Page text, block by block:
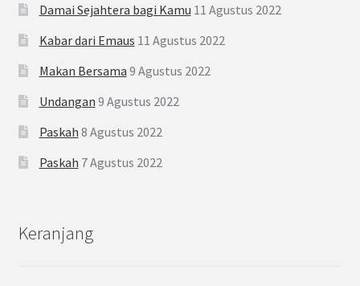
Damai Sejahtera bagi Kamu 11 Agustus 2022
Kabar dari Emaus 11 Agustus 2022
Makan Bersama 9 Agustus 2022
Undangan 9 Agustus 2022
Paskah 8 Agustus 2022
Paskah 7 Agustus 2022
Keranjang